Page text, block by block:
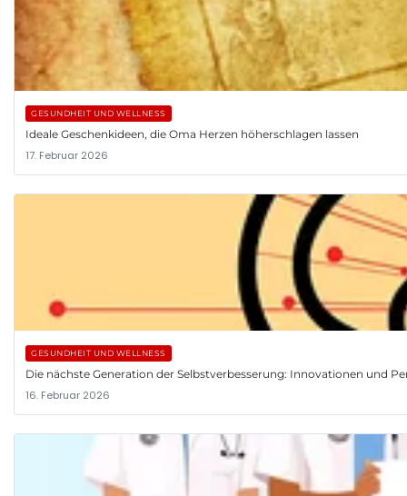
GESUNDHEIT UND WELLNESS
Ideale Geschenkideen, die Oma Herzen höherschlagen lassen
17. Februar 2026
GESUNDHEIT UND WELLNESS
Die nächste Generation der Selbstverbesserung: Innovationen und
16. Februar 2026